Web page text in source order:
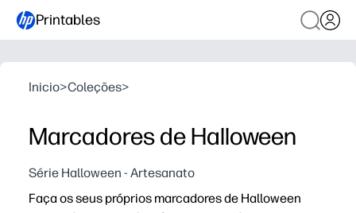
Printables
Inicio>Coleções>
Marcadores de Halloween
Série Halloween - Artesanato
Faça os seus próprios marcadores de Halloween